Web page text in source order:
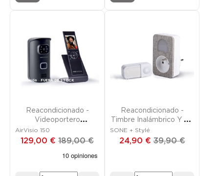
Promoción FUERA DE STOCK
Reacondicionado -
Videoportero
Inalámbrico
AirVisio 150
129,00 € 189,00 €
Promoción
Reacondicionado -
Timbre Inalámbrico Y Sin
Pilas Enchufable
SONE + Stylé
24,90 € 39,90 €